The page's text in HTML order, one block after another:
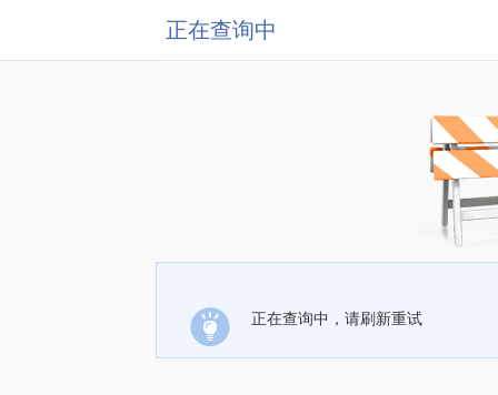
正在查询中
正在查询中，请刷新重试